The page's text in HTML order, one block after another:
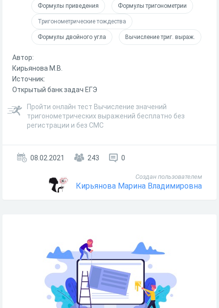
Формулы приведения Формулы тригонометрии
Тригонометрические тождества
Формулы двойного угла Вычисление триг. выраж.
Автор:
Кирьянова М.В.
Источник:
Открытый банк задач ЕГЭ
Пройти онлайн тест Вычисление значений
тригонометрических выражений бесплатно без
регистрации и без СМС
08.02.2021 243 0
Создан пользователем
Кирьянова Марина Владимировна